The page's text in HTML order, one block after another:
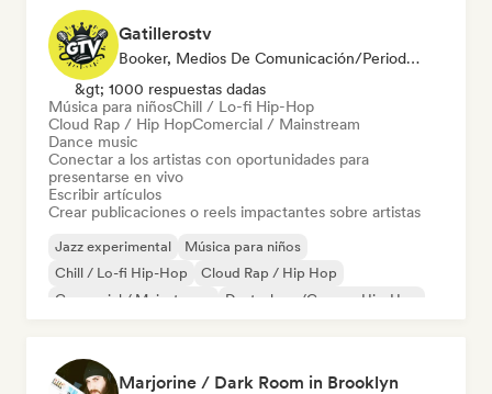
Gatillerostv
Booker, Medios De Comunicación/Periodista, Social Media Influencer
&gt; 1000 respuestas dadas
Música para niñosChill / Lo-fi Hip-Hop
Cloud Rap / Hip HopComercial / Mainstream
Dance music
Conectar a los artistas con oportunidades para
presentarse en vivo
Escribir artículos
Crear publicaciones o reels impactantes sobre artistas
Jazz experimental
Música para niños
Chill / Lo-fi Hip-Hop
Cloud Rap / Hip Hop
Comercial / Mainstream
Deutschrap/German Hip-Hop
Marjorine / Dark Room in Brooklyn